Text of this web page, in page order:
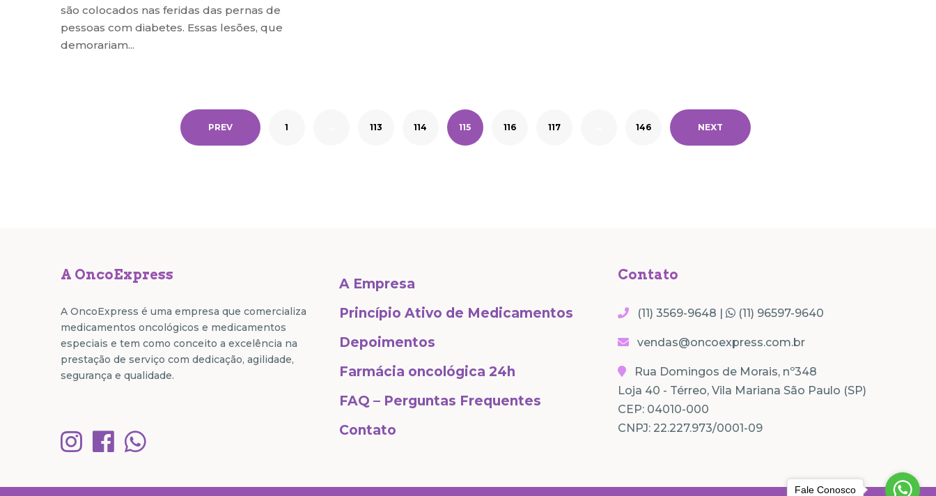
são colocados nas feridas das pernas de
pessoas com diabetes. Essas lesões, que
demorariam...
PREV 1 113 114 115 116 117 146 NEXT
A OncoExpress
A OncoExpress é uma empresa que comercializa
medicamentos oncológicos e medicamentos
especiais e tem como conceito a excelência na
prestação de serviço com dedicação, agilidade,
segurança e qualidade.
A Empresa
Princípio Ativo de Medicamentos
Depoimentos
Farmácia oncológica 24h
FAQ – Perguntas Frequentes
Contato
Contato
(11) 3569-9648 | (11) 96597-9640
vendas@oncoexpress.com.br
Rua Domingos de Morais, nº348
Loja 40 - Térreo, Vila Mariana São Paulo (SP)
CEP: 04010-000
CNPJ: 22.227.973/0001-09
Fale Conosco